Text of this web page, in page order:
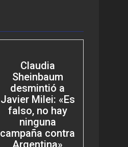
Claudia
Sheinbaum
desmintió a
Javier Milei: «Es
falso, no hay
ninguna
campaña contra
Argentina»